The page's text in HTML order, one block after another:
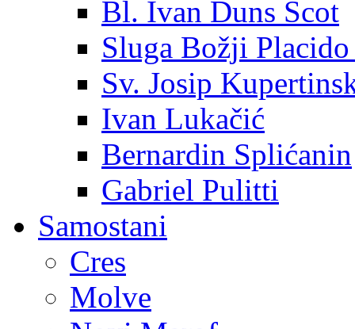
Bl. Ivan Duns Scot
Sluga Božji Placido
Sv. Josip
Ivan Lukačić
Bernardin Splićanin
Gabriel Pulitti
Samostani
Cres
Molve